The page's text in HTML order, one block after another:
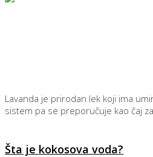
Lavanda je prirodan lek koji ima
sistem pa se preporučuje kao čaj za
Šta je kokosova voda?